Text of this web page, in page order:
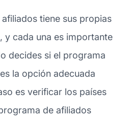
tiene sus propias
y cada una es importante
decides si el programa
la opción adecuada
es verificar los países
de afiliados